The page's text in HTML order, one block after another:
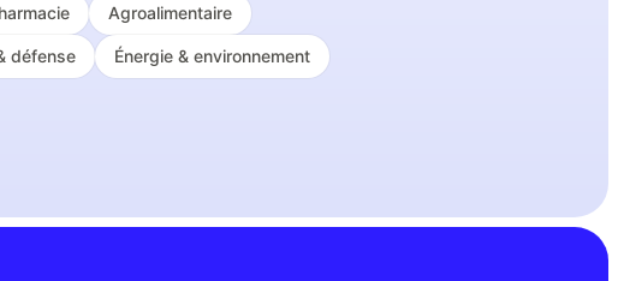
Agroalimentaire
défense Énergie & environnement